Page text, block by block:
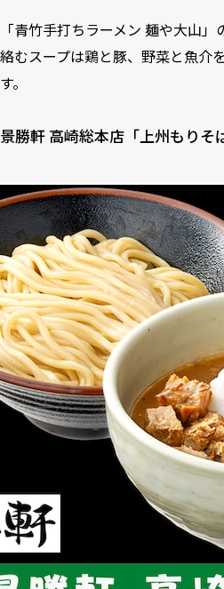
「青竹手打ちラーメン 麺や大山
絡むスープは鶏と豚、野菜と魚介
す。
景勝軒 高崎総本店「上州もりそ